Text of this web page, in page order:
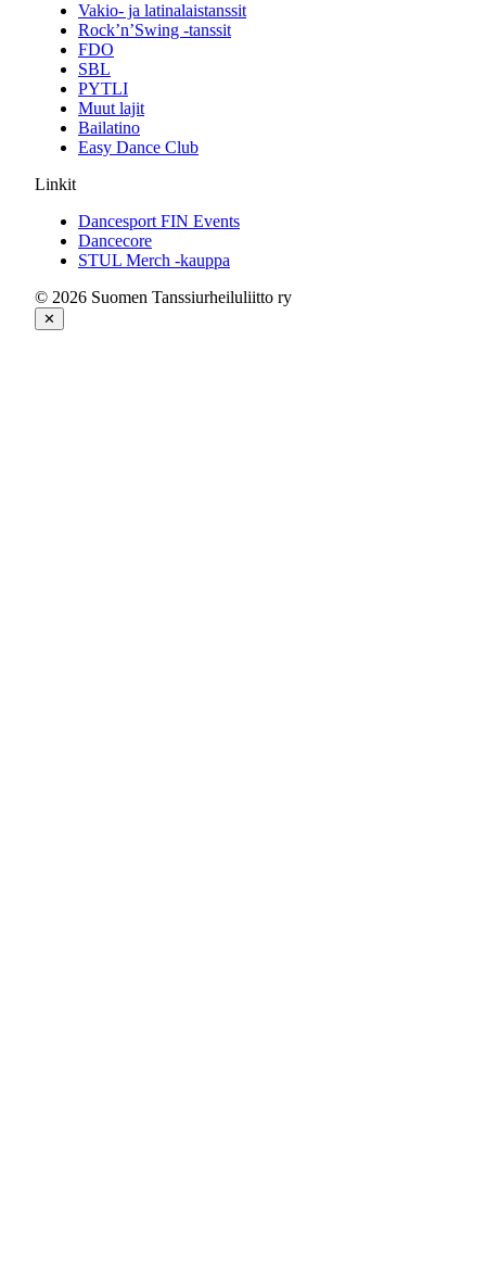
Vakio- ja latinalaistanssit
Rock’n’Swing -tanssit
FDO
SBL
PYTLI
Muut lajit
Bailatino
Easy Dance Club
Linkit
Dancesport FIN Events
Dancecore
STUL Merch -kauppa
© 2026 Suomen Tanssiurheiluliitto ry
✕